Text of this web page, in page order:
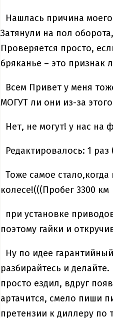
Нашлась причина
Затянули на пол
Проверяется просто,
бряканье – это признак
Всем Привет у меня
МОГУТ ли они из-за этого
Нет, не могут! у нас на
Редактировалось: 1 раз
Тоже самое
колесе!(((Пробег 3300 км
при установке
поэтому гайки и
Ну по идее
разбирайтесь и
просто ездил, вдруг
артачится, смело пиши
претензии к диллеру по